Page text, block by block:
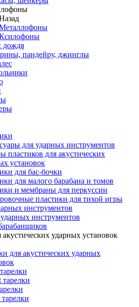
дождя
пандейру, джинглы
для ударных инструментов
пластиков для акустических
установок
для бас-бочки
для малого барабана и томов
и мембраны для перкуссии
пластики для тихой игры
инструментов
инструментов
акустических ударных установок
для акустических ударных
тарелки